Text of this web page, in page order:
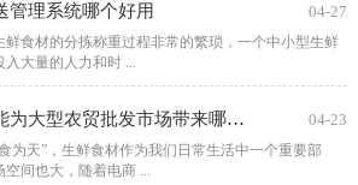
管理系统哪个好用 04-27
食材的分拣称重过程非常的繁琐，一个中小型生鲜
大量的人力和时 ...
生鲜配送管理系统能为大型农贸批发市场带来哪些效益 04-23
为天”，生鲜食材作为我们日常生活中一个重要部
间也大，随着电商 ...